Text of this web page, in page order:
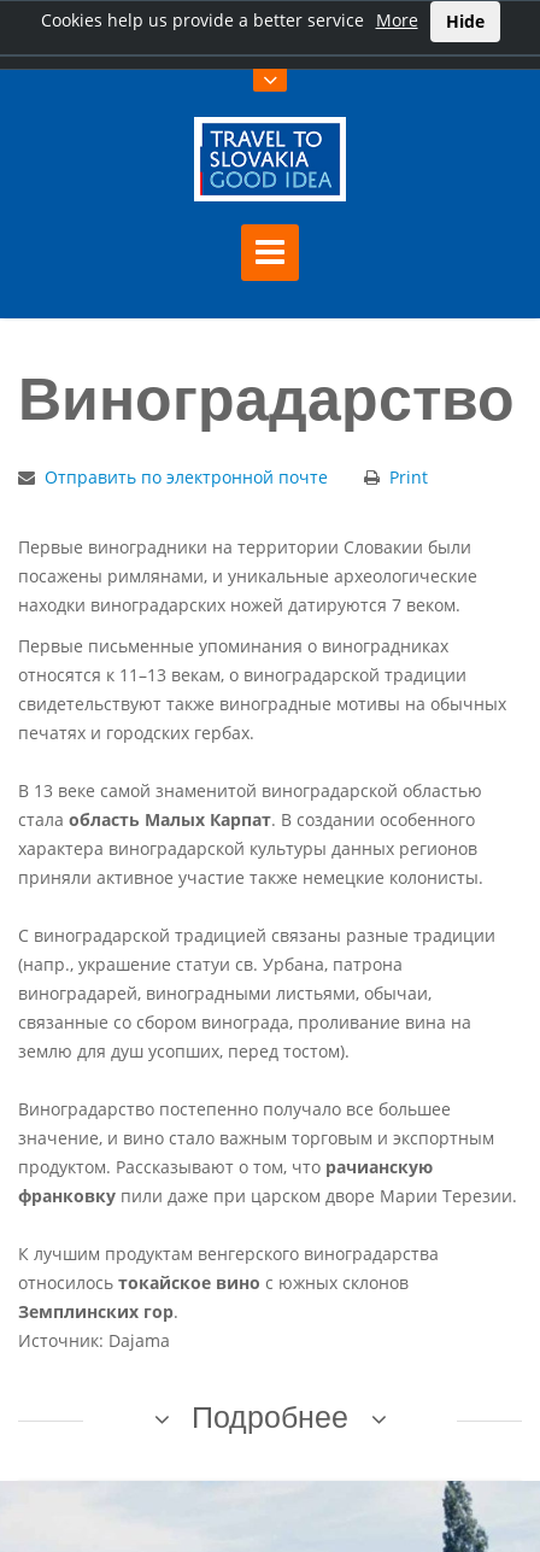
Cookies help us provide a better service More Hide
Виноградарство
Отправить по электронной почте Print
Первые виноградники на территории Словакии были
посажены римлянами, и уникальные археологические
находки виноградарских ножей датируются 7 веком.
Первые письменные упоминания о виноградниках
относятся к 11–13 векам, о виноградарской традиции
свидетельствуют также виноградные мотивы на обычных
печатях и городских гербах.
В 13 веке самой знаменитой виноградарской областью
стала область Малых Карпат. В создании особенного
характера виноградарской культуры данных регионов
приняли активное участие также немецкие колонисты.
С виноградарской традицией связаны разные традиции
(напр., украшение статуи св. Урбана, патрона
виноградарей, виноградными листьями, обычаи,
связанные со сбором винограда, проливание вина на
землю для душ усопших, перед тостом).
Виноградарство постепенно получало все большее
значение, и вино стало важным торговым и экспортным
продуктом. Рассказывают о том, что рачианскую
франковку пили даже при царском дворе Марии Терезии.
К лучшим продуктам венгерского виноградарства
относилось токайское вино с южных склонов
Земплинских гор.
Источник: Dajama
Подробнее